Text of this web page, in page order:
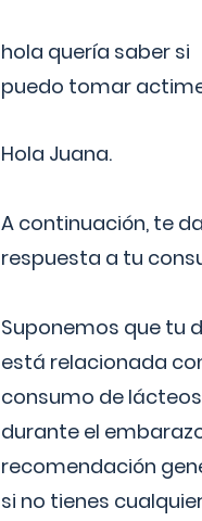
hola quería saber si
puedo tomar
Hola Juana.
A continuación, te
respuesta a tu
Suponemos que tu
está relacionada
consumo de lácteos
durante el
recomendación
si no tienes